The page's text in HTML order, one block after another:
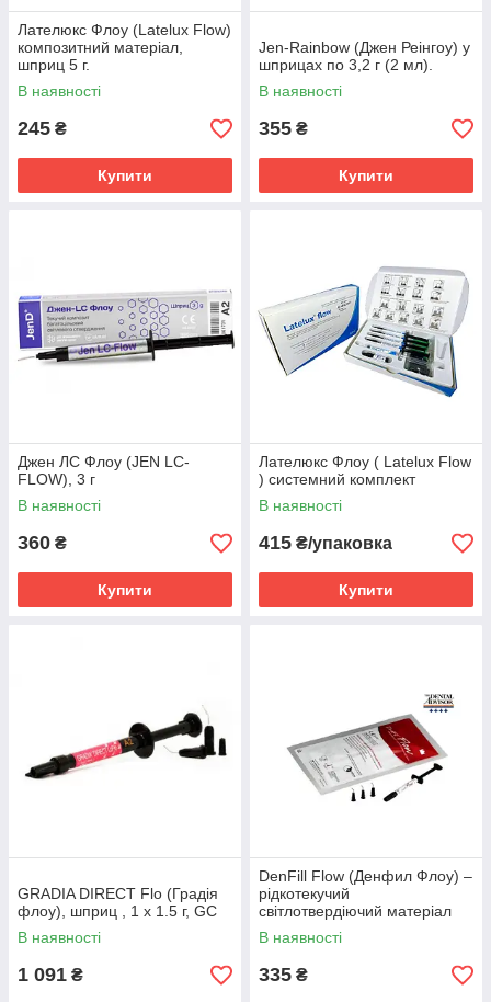
Лателюкс Флоу (Latelux Flow)
композитний матеріал,
шприц 5 г.
В наявності
245 ₴
Купити
Jen-Rainbow (Джен Реінгоу) у
шприцах по 3,2 г (2 мл).
В наявності
355 ₴
Купити
Джен ЛС Флоу (JEN LC-
FLOW), 3 г
В наявності
360 ₴
Купити
Лателюкс Флоу ( Latelux Flow
) системний комплект
В наявності
415 ₴/упаковка
Купити
GRADIA DIRECT Flo (Градія
флоу), шприц , 1 x 1.5 г, GC
В наявності
1 091 ₴
DenFill Flow (Денфил Флоу) –
рідкотекучий
світлотвердіючий матеріал
В наявності
335 ₴